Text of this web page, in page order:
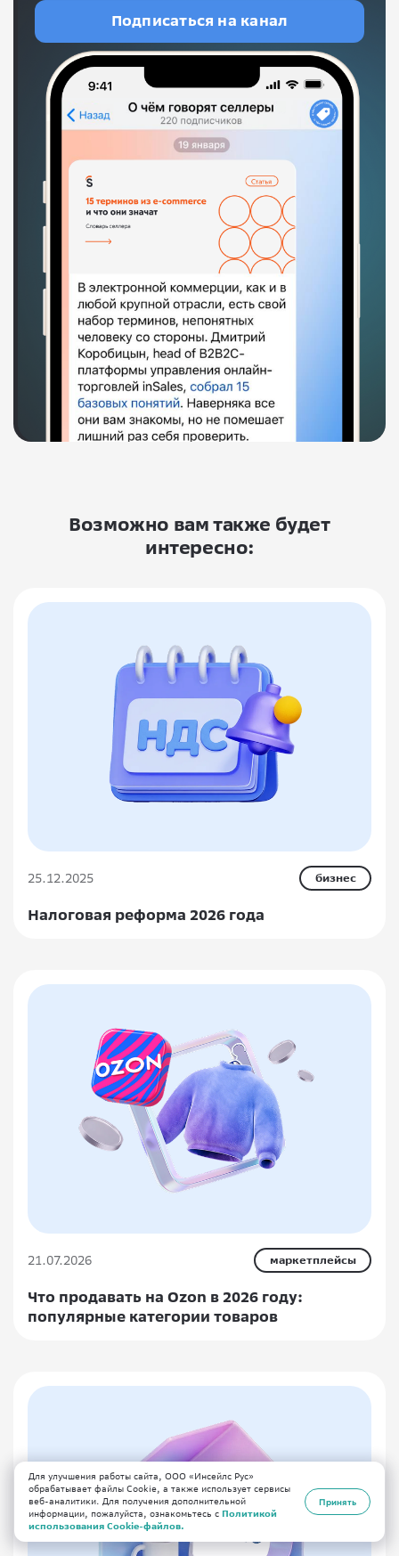
Подписаться на канал
Возможно вам также будет
интересно:
25.12.2025 бизнес
Налоговая реформа 2026 года
21.07.2026 маркетплейсы
Что продавать на Ozon в 2026 году:
популярные категории товаров
Для улучшения работы сайта, ООО «Инсейлс Рус»
обрабатывает файлы Cookie, а также использует сервисы
веб-аналитики. Для получения дополнительной
информации, пожалуйста, ознакомьтесь с Политикой
использования Cookie-файлов.
Принять